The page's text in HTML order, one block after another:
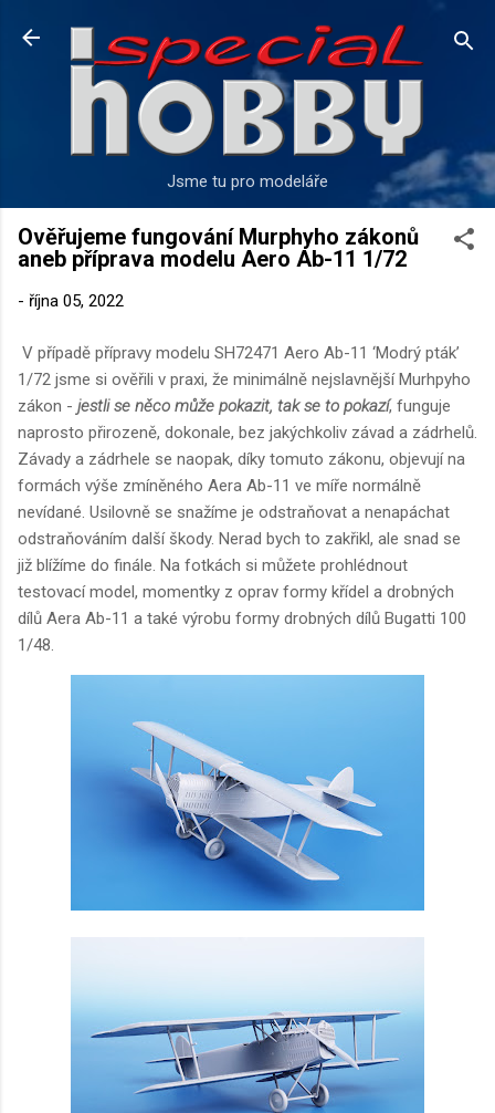
Přeskočit na hlavní obsah
Jsme tu pro modeláře
Ověřujeme fungování Murphyho zákonů
aneb příprava modelu Aero Ab-11 1/72
- října 05, 2022
V případě přípravy modelu SH72471 Aero Ab-11 ‘Modrý pták’
1/72 jsme si ověřili v praxi, že minimálně nejslavnější Murhpyho
zákon - jestli se něco může pokazit, tak se to pokazí, funguje
naprosto přirozeně, dokonale, bez jakýchkoliv závad a zádrhelů.
Závady a zádrhele se naopak, díky tomuto zákonu, objevují na
formách výše zmíněného Aera Ab-11 ve míře normálně
nevídané. Usilovně se snažíme je odstraňovat a nenapáchat
odstraňováním další škody. Nerad bych to zakřikl, ale snad se
již blížíme do finále. Na fotkách si můžete prohlédnout
testovací model, momentky z oprav formy křídel a drobných
dílů Aera Ab-11 a také výrobu formy drobných dílů Bugatti 100
1/48.